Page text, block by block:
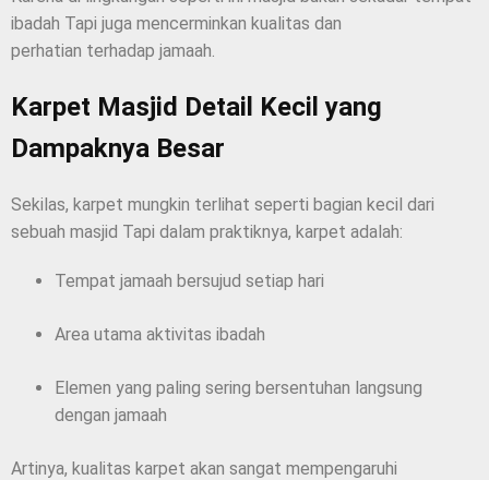
ibadah Tapi juga mencerminkan kualitas dan
perhatian terhadap jamaah.
Karpet Masjid Detail Kecil yang
Dampaknya Besar
Sekilas, karpet mungkin terlihat seperti bagian kecil dari
sebuah masjid Tapi dalam praktiknya, karpet adalah:
Tempat jamaah bersujud setiap hari
Area utama aktivitas ibadah
Elemen yang paling sering bersentuhan langsung
dengan jamaah
Artinya, kualitas karpet akan sangat mempengaruhi